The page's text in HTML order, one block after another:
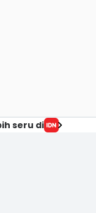
seru di